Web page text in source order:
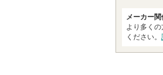
メーカー
より多く
ください。